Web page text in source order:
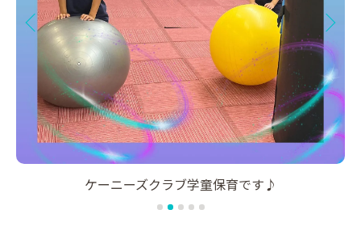
ケーニーズクラブ学童保育です♪